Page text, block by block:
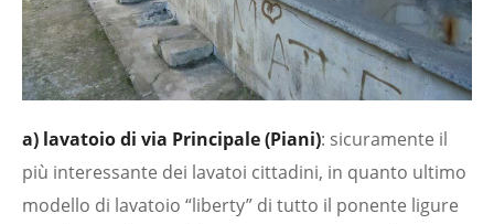
a) lavatoio di via Principale (Piani): sicuramente il
più interessante dei lavatoi cittadini, in quanto ultimo
modello di lavatoio “liberty” di tutto il ponente ligure